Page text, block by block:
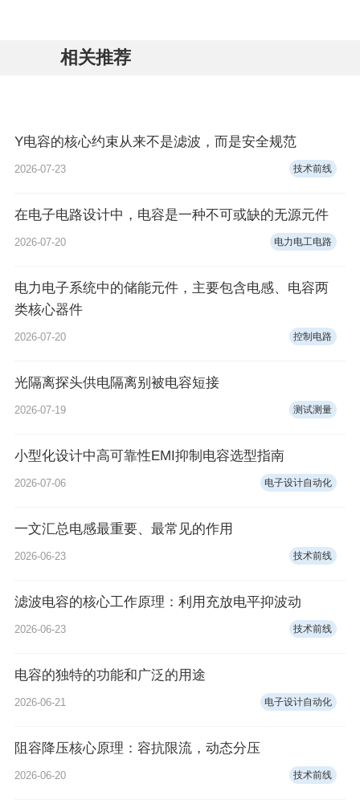
相关推荐
Y电容的核心约束从来不是滤波，而是安全规范
2026-07-23 技术前线
在电子电路设计中，电容是一种不可或缺的无源元件
2026-07-20 电力电工电路
电力电子系统中的储能元件，主要包含电感、电容两
类核心器件
2026-07-20 控制电路
光隔离探头供电隔离别被电容短接
2026-07-19 测试测量
小型化设计中高可靠性EMI抑制电容选型指南
2026-07-06 电子设计自动化
一文汇总电感最重要、最常见的作用
2026-06-23 技术前线
滤波电容的核心工作原理：利用充放电平抑波动
2026-06-23 技术前线
电容的独特的功能和广泛的用途
2026-06-21 电子设计自动化
阻容降压核心原理：容抗限流，动态分压
2026-06-20 技术前线